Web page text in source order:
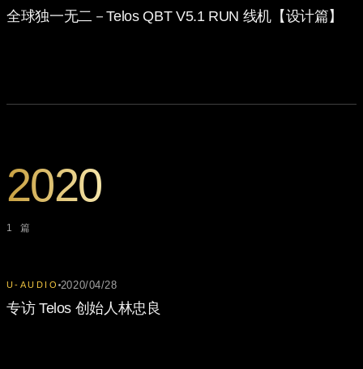
全球独一无二－Telos QBT V5.1 RUN 线机【设计篇】
2020
1 篇
U-AUDIO 2020/04/28
专访 Telos 创始人林忠良